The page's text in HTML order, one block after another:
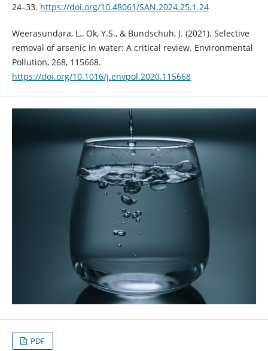
24–33. https://doi.org/10.48061/SAN.2024.25.1.24
Weerasundara, L., Ok, Y.S., & Bundschuh, J. (2021). Selective
removal of arsenic in water: A critical review. Environmental
Pollution, 268, 115668.
https://doi.org/10.1016/j.envpol.2020.115668
PDF